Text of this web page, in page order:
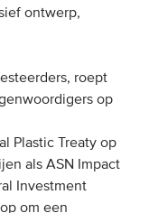
ontwerp,
roept
op
Plastic Treaty op
als ASN Impact
Investment
om een